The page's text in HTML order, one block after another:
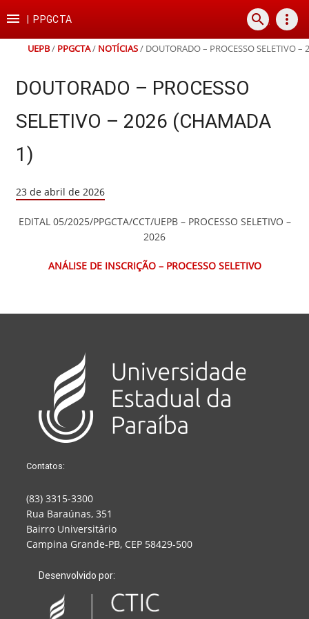
para
conteúdo
para
para
para
rodapé
 PPGCTA search more_vert
UEPB/ PPGCTA/ NOTÍCIAS/ DOUTORADO – PROCESSO SELETIVO
DOUTORADO – PROCESSO
SELETIVO – 2026 (CHAMADA
1)
23 de abril de 2026
EDITAL 05/2025/PPGCTA/CCT/UEPB – PROCESSO SELETIVO –
2026
ANÁLISE DE INSCRIÇÃO – PROCESSO SELETIVO
Contatos:
(83) 3315-3300
Rua Baraúnas, 351
Bairro Universitário
Campina Grande-PB, CEP 58429-500
Desenvolvido por: